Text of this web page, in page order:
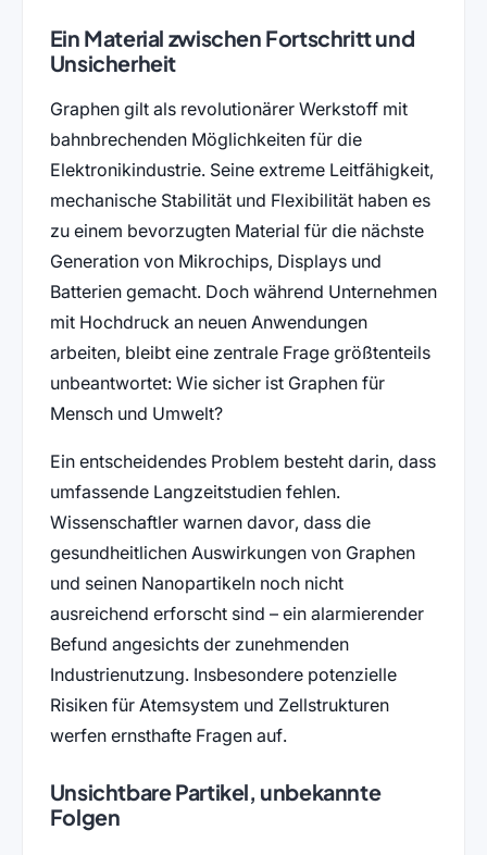
Ein Material zwischen Fortschritt und
Unsicherheit
Graphen gilt als revolutionärer Werkstoff mit
bahnbrechenden Möglichkeiten für die
Elektronikindustrie. Seine extreme Leitfähigkeit,
mechanische Stabilität und Flexibilität haben es
zu einem bevorzugten Material für die nächste
Generation von Mikrochips, Displays und
Batterien gemacht. Doch während Unternehmen
mit Hochdruck an neuen Anwendungen
arbeiten, bleibt eine zentrale Frage größtenteils
unbeantwortet: Wie sicher ist Graphen für
Mensch und Umwelt?
Ein entscheidendes Problem besteht darin, dass
umfassende Langzeitstudien fehlen.
Wissenschaftler warnen davor, dass die
gesundheitlichen Auswirkungen von Graphen
und seinen Nanopartikeln noch nicht
ausreichend erforscht sind – ein alarmierender
Befund angesichts der zunehmenden
Industrienutzung. Insbesondere potenzielle
Risiken für Atemsystem und Zellstrukturen
werfen ernsthafte Fragen auf.
Unsichtbare Partikel, unbekannte
Folgen